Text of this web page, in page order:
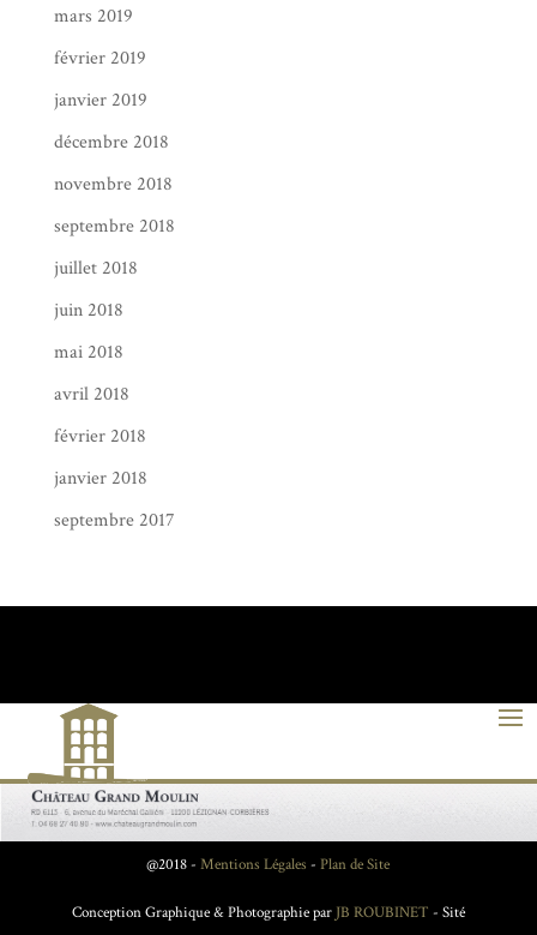
mars 2019
février 2019
janvier 2019
décembre 2018
novembre 2018
septembre 2018
juillet 2018
juin 2018
mai 2018
avril 2018
février 2018
janvier 2018
septembre 2017
@2018 - Mentions Légales - Plan de Site
Conception Graphique & Photographie par JB ROUBINET - Sité